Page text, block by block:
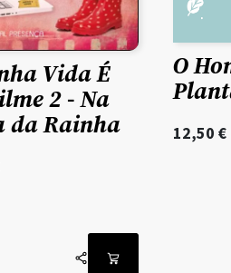
Vida É
2 - Na
da Rainha
O
12,50 €